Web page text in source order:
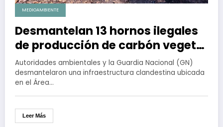
MEDIOAMBIENTE
Desmantelan 13 hornos ilegales
de producción de carbón vegetal
en la Sierra de Tamaulipas
Autoridades ambientales y la Guardia Nacional (GN)
desmantelaron una infraestructura clandestina ubicada
en el Área…
Leer Más